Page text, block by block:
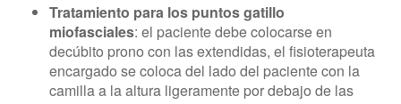
Tratamiento para los puntos gatillo
miofasciales: el paciente debe colocarse en
decúbito prono con las extendidas, el fisioterapeuta
encargado se coloca del lado del paciente con la
camilla a la altura ligeramente por debajo de las